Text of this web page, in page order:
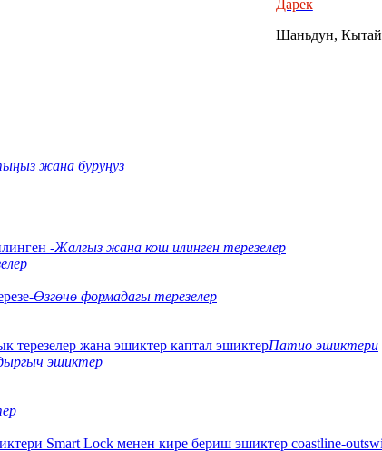
Дарек
Шаньдун, Кытай
жана буруңуз
Жалгыз жана кош илинген терезелер
Өзгөчө формадагы терезелер
Патио эшиктери
эшиктер